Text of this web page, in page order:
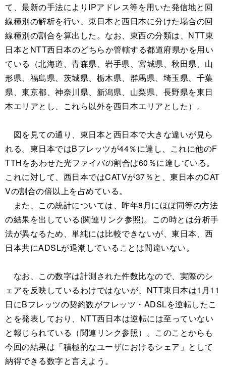
て、最新の手法によりIPアドレス等を用いた発信地と回
線種別の解析を行い、東日本と西日本に分けた場合の回
線種別の割合を算出した。なお、東西の分類は、NTT東
日本とNTT西日本のどちらか管轄する都道府県かを用い
ている（北海道、青森県、岩手県、宮城県、秋田県、山
形県、福島県、茨城県、栃木県、群馬県、埼玉県、千葉
県、東京都、神奈川県、新潟県、山梨県、長野県を東日
本エリアとし、これら以外を西日本エリアとした）。
図を見ての通り、東日本と西日本で大きな違いが見ら
れる。東日本ではBフレッツが44％に達し、これに他のF
TTHをあわせた光ファイバの割合は60％に達している。
これに対して、西日本ではCATVが37％と、東日本のCAT
Vの割合の倍以上を占めている。
また、この統計については、昨年8月にほぼ同等の方法
の結果を出している(関連リンク参照)。この時とは分析手
法が異なるため、単純には比較できないが、東日本、西
日本共にADSLが退潮していることは間違いない。
なお、この数字は計測された件数比なので、実際のシ
ェアを反映しているわけではないが、NTT東日本は1月11
日にBフレッツの契約数がフレッツ・ADSLを逆転したこ
とを発表しており、NTT西日本は逆転には至っていない
と報じられている（関連リンク参照）。このことからも
今回の結果は「積極的なユーザにおけるシェア」として
納得できる数字と言えよう。